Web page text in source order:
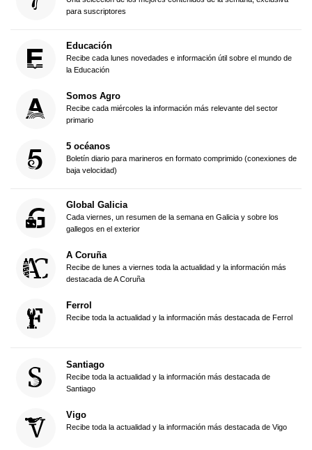
para suscriptores
Educación
Recibe cada lunes novedades e información útil sobre el mundo de
la Educación
Somos Agro
Recibe cada miércoles la información más relevante del sector
primario
5 océanos
Boletín diario para marineros en formato comprimido (conexiones de
baja velocidad)
Global Galicia
Cada viernes, un resumen de la semana en Galicia y sobre los
gallegos en el exterior
A Coruña
Recibe de lunes a viernes toda la actualidad y la información más
destacada de A Coruña
Ferrol
Recibe toda la actualidad y la información más destacada de Ferrol
Santiago
Recibe toda la actualidad y la información más destacada de
Santiago
Vigo
Recibe toda la actualidad y la información más destacada de Vigo